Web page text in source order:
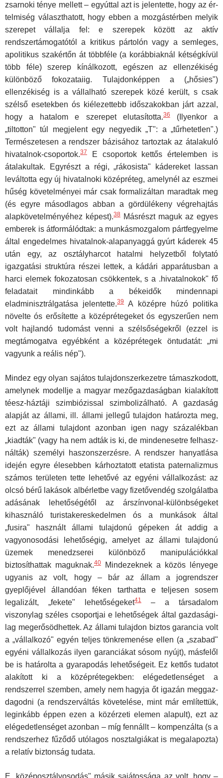
zsarnoki ténye mellett – egyúttal azt is jelentette, hogy az ér­
telmiség választhatott, hogy ebben a mozgástérben melyik
szerepet vál­lalja fel: e szerepek között az aktív
rendszertámogatótól a kritikus párto­lón vagy a semleges,
apolitikus szakértőn át többféle (a korábbiaknál kétségkívül
több féle) szerep kínálkozott, egészen az ellenzékiség
külön­böző fokozataiig. Tulajdonképpen a („hősies")
ellenzékiség is a vállalha­tó szerepek közé került, s csak
szélső esetekben ós kiélezettebb idősza­kokban járt azzal,
hogy a hatalom e szerepet elutasította.36(Ilyenkor a
„tiltotton" túl megjelent egy negyedik „T": a „tűrhetetlen".)
Természetesen a rendszer bázisához tartoztak az átalakuló
hivatalnok-csoportok.37
E csoportok kettős értelemben is
átalakultak. Egyrészt a régi, „rákosista" kádereket lassan
leváltotta egy új hivatalnoki középréteg, amelynél az eszmei
hűség követelményei már csak formalizáltan maradtak meg
(és egyre másodlagos abban a gördülékeny végrehajtás
alapkövetelményé­hez képest).38 Másrészt maguk az egyes
emberek is átformálódtak: a munkásmozgalom pártfegyelme
által engedelmes hivatalnok-alapanyag­gá gyúrt káderek 45
után egy, az osztályharcot hatalmi helyzetből folyta­tó
igazgatási struktúra részei lettek, a kádári apparátusban a
harci ele­mek fokozatosan csökkentek, s a .hivatalnokok" fő
feladatait mindinkább a békeidők mindennapi
eladminisztrálgatása jelentette.39A középre hú­zó politika
növelte ós erősítette a középrétegeket ós egyszerűen nem
volt hajlandó tudomást venni a szélsőségekről (ezzel is
megtámogatva egyébként a középrétegek öntudatát: „mi
vagyunk a reális nép").
Mindez egy olyan sajátos tulajdonszerkezetre támaszkodott,
amely­nek modellje a magyar mezőgazdaságban kialakított
téesz-háztáji szim­biózissal szimbolizálható. A gazdaság
alapját az állami, ill. állami jellegű tulajdon határozta meg,
ezt az állami tulajdont azonban igen nagy szá­zalékban
„kiadták" (vagy ha nem adták is ki, de mindenesetre felhasz­
nálták) személyi haszonszerzésre. A rendszer hanyatlása
idején egyre élesebben kárhoztatott etatista paternalizmus
számos területen tette le­hetővé az egyéni vállalkozást: az
olcsó bérű lakások albérletbe vagy fi­zetővendég szolgálatba
adásának lehetőségétől az árszínvonal-különb­ségeket
kihasználó turistakereskedelmen ós a munkások által
„fusira" használt állami tulajdonú gépeken át addig a
vagyonosodási lehetősé­gig, amelyet az állami tulajdonú
üzemek menedzserei különböző mani­pulációkkal
biztosíthattak maguknak.40
Mindezeknek a közös lényege
ugyanis az volt, hogy – bár az állam a jogrendszer
gyeplőjével állandóan féken tarthatta e teljesen sosem
legalizált, „fekete" lehetőségeket41
– a társadalom
viszonylag széles csoportjai e lehetőségek által gazdasági­
lag megerősödhettek. Az állami tulajdon biztos garancia volt
a „vállalko­zó" egyén teljes tönkremenése ellen (a „szabad"
egyéni vállalkozás ilyen garanciákat sósom nyújt), másfelől
be is határolta a gyarapodás le­hetőségeit. Ez kettős tudatot
alakított ki a középrétegekben: elégedet­lenséget a
rendszerrel szemben, amely nem hagyja őt igazán meggaz­
dagodni (a rendszerváltás követelése, mint már említettük,
leginkább ép­pen ezen a közérzeti elemen alapult), ezt az
elégedetlenséget azonban – míg fennállt – kompenzálta (s a
rendszerhez fűződő utólagos nosztal­giákat is megalapozta)
a relatív biztonság tudata.